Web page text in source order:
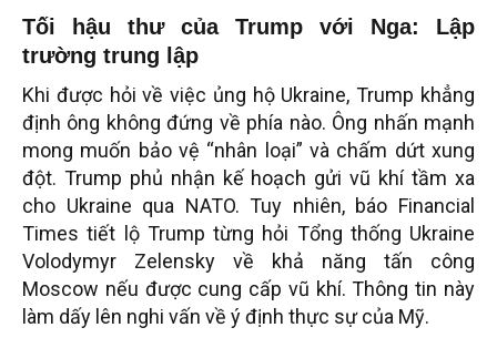
Tối hậu thư của Trump với Nga: Lập
trường trung lập
Khi được hỏi về việc ủng hộ Ukraine, Trump khẳng
định ông không đứng về phía nào. Ông nhấn mạnh
mong muốn bảo vệ “nhân loại” và chấm dứt xung
đột. Trump phủ nhận kế hoạch gửi vũ khí tầm xa
cho Ukraine qua NATO. Tuy nhiên, báo Financial
Times tiết lộ Trump từng hỏi Tổng thống Ukraine
Volodymyr Zelensky về khả năng tấn công
Moscow nếu được cung cấp vũ khí. Thông tin này
làm dấy lên nghi vấn về ý định thực sự của Mỹ.